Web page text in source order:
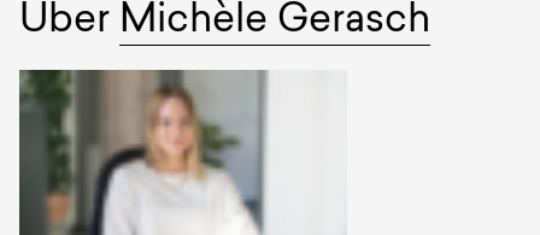
Autoren
Über Michèle Gerasch